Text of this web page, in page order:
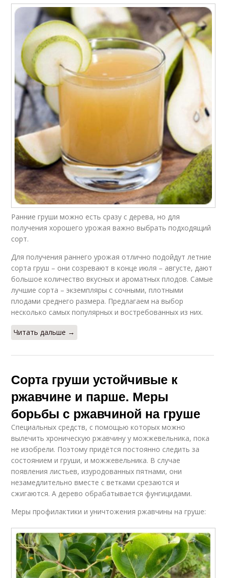
Ранние груши можно есть сразу с дерева, но для
получения хорошего урожая важно выбрать подходящий
сорт.
Для получения раннего урожая отлично подойдут летние
сорта груш – они созревают в конце июля – августе, дают
большое количество вкусных и ароматных плодов. Самые
лучшие сорта – экземпляры с сочными, плотными
плодами среднего размера. Предлагаем на выбор
несколько самых популярных и востребованных из них.
Читать дальше →
Сорта груши устойчивые к
ржавчине и парше. Меры
борьбы с ржавчиной на груше
Специальных средств, с помощью которых можно
вылечить хроническую ржавчину у можжевельника, пока
не изобрели. Поэтому придётся постоянно следить за
состоянием и груши, и можжевельника. В случае
появления листьев, изуродованных пятнами, они
незамедлительно вместе с ветками срезаются и
сжигаются. А дерево обрабатывается фунгицидами.
Меры профилактики и уничтожения ржавчины на груше: